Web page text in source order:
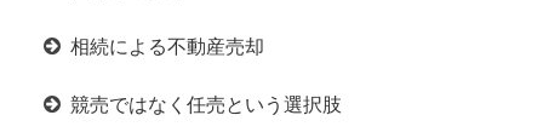
相続による不動産売却
競売ではなく任売という選択肢